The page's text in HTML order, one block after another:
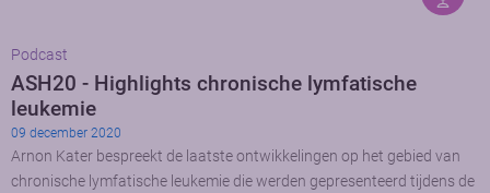
Podcast
ASH20 - Highlights chronische lymfatische
leukemie
09 december 2020
Arnon Kater bespreekt de laatste ontwikkelingen op het gebied van
chronische lymfatische leukemie die werden gepresenteerd tijdens de